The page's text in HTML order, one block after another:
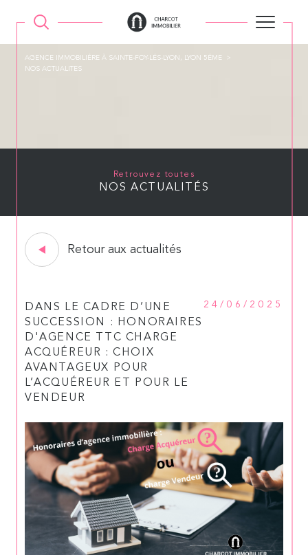
AGENCE IMMOBILIÉRE À SAINTE-FOY-LÉS-LYON, LYON 5ÉME
NOS ACTUALITES
Retrouvez toutes
NOS ACTUALITÉS
Retour aux actualités
DANS LE CADRE D’UNE
SUCCESSION : HONORAIRES
D'AGENCE TTC CHARGE
ACQUÉREUR : CHOIX
AVANTAGEUX POUR
L’ACQUÉREUR ET POUR LE
VENDEUR
24/06/2025